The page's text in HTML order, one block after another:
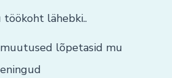
töökoht lähebki..
lõpetasid mu